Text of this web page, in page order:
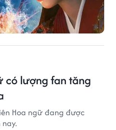
có lượng fan tăng
Hoa ngữ đang được